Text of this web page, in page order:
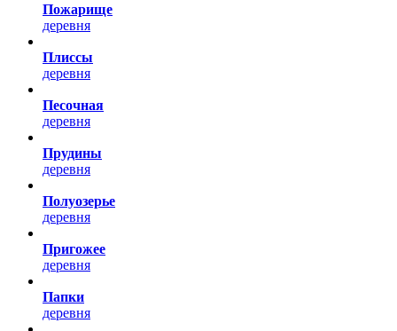
Пожарище
деревня
Плиссы
деревня
Песочная
деревня
Прудины
деревня
Полуозерье
деревня
Пригожее
деревня
Папки
деревня